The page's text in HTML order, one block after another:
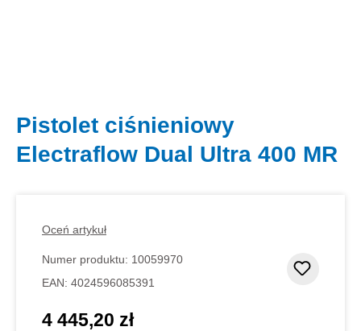
Pistolet ciśnieniowy
Electraflow Dual Ultra 400 MR
Oceń artykuł
Numer produktu: 10059970
EAN: 4024596085391
Cena regularna:
4 445,20 zł